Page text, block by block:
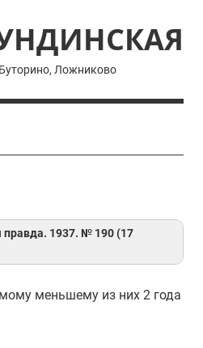
Ложниково
правда. 1937. № 190 (17
меньшему из них 2 года